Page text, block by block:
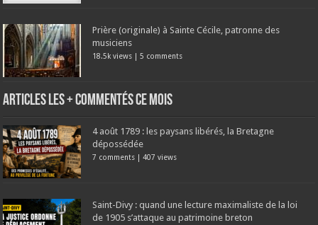
Prière (originale) à Sainte Cécile, patronne des
musiciens
18.5k views |5 comments
Articles les + commentés ce mois
4 août 1789 : les paysans libérés, la Bretagne
dépossédée
7 comments |407 views
Saint-Divy : quand une lecture maximaliste de la loi
de 1905 s’attaque au patrimoine breton